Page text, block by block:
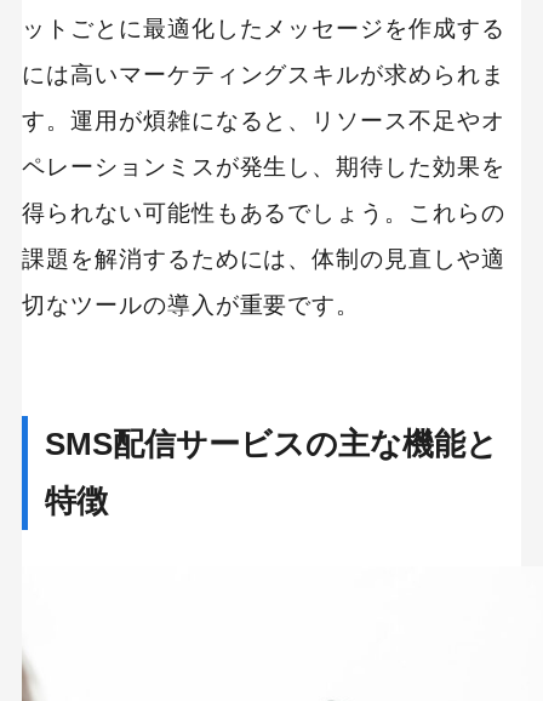
ットごとに最適化したメッセージを作成する
には高いマーケティングスキルが求められま
す。運用が煩雑になると、リソース不足やオ
ペレーションミスが発生し、期待した効果を
得られない可能性もあるでしょう。これらの
課題を解消するためには、体制の見直しや適
切なツールの導入が重要です。
SMS配信サービスの主な機能と
特徴